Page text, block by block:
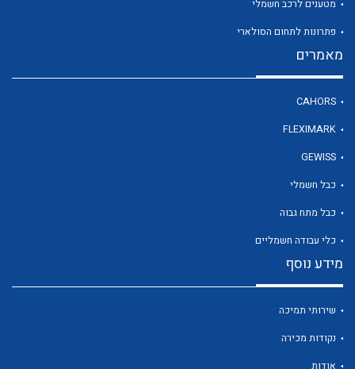
לכל מוצרי היצרן
מטענים לרכב חשמלי
פתרונות לתחום הסולארי
מאמרים
CAHORS
FLEXIMARK
GEWISS
כבל חשמלי
כבל מתח גבוה
כלי עבודה חשמליים
מידע נוסף
שירותי תמיכה
נקודות מכירה
אודות